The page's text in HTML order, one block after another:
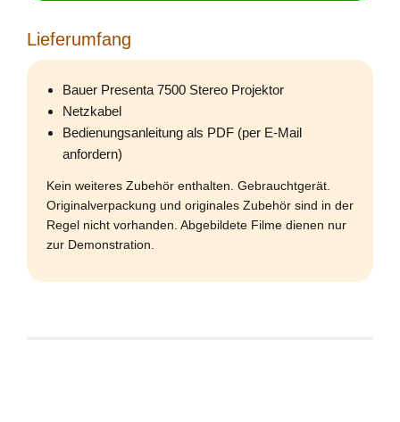
Lieferumfang
Bauer Presenta 7500 Stereo Projektor
Netzkabel
Bedienungsanleitung als PDF (per E-Mail
anfordern)
Kein weiteres Zubehör enthalten. Gebrauchtgerät.
Originalverpackung und originales Zubehör sind in der
Regel nicht vorhanden. Abgebildete Filme dienen nur
zur Demonstration.